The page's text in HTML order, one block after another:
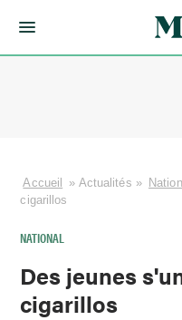
Accueil » Actualités »
cigarillos
NATIONAL
Des jeunes
cigarillos